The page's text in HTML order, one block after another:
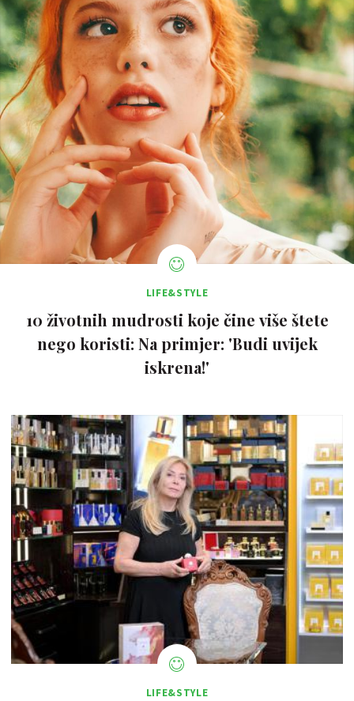
LIFE&STYLE
10 životnih mudrosti koje čine više štete
nego koristi: Na primjer: 'Budi uvijek
iskrena!'
LIFE&STYLE